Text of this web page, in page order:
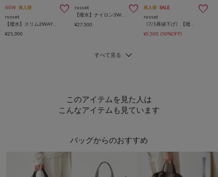
NEW 再入荷
russet
¥25,300
russet
【撥水】ナイロン3WAYトートバッグ
¥27,500
再入荷 SALE
russet
¥5,500 (50%OFF)
このアイテムを見た人は
こんなアイテムも見ています
バッグからのおすすめ